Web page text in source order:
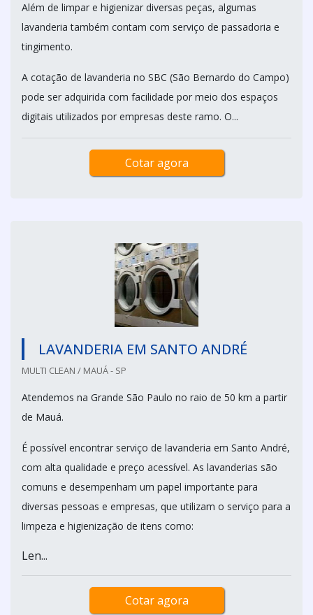
Além de limpar e higienizar diversas peças, algumas
lavanderia também contam com serviço de passadoria e
tingimento.
A cotação de lavanderia no SBC (São Bernardo do Campo)
pode ser adquirida com facilidade por meio dos espaços
digitais utilizados por empresas deste ramo. O...
Cotar agora
LAVANDERIA EM SANTO ANDRÉ
MULTI CLEAN / MAUÁ - SP
Atendemos na Grande São Paulo no raio de 50 km a partir
de Mauá.
É possível encontrar serviço de lavanderia em Santo André,
com alta qualidade e preço acessível. As lavanderias são
comuns e desempenham um papel importante para
diversas pessoas e empresas, que utilizam o serviço para a
limpeza e higienização de itens como:
Len...
Cotar agora